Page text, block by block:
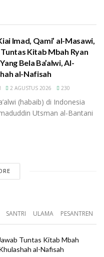
Versi Bani Al
bagian dari
cucu dari Ubeid dan
Yaman di Tahun 540
Al Ahdal hanya kawan
sanak saudara dan
H.
budaya nusantra
habib
halu
Imad, Qami’ al-Masawi,
Kitab Mbah Ryan
Bela Ba’alwi, Al-
al-Nafisah
2 AGUSTUS 2026 230
(habaib) di Indonesia
Utsman al-Bantani
SANTRI ULAMA PESANTREN
Tuntas Kitab Mbah
al-Nafisah